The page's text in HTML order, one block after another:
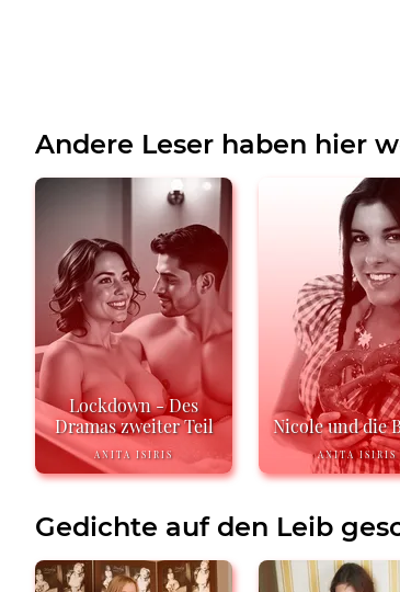
Andere Leser haben hier
Lockdown - Des
Dramas zweiter Teil
ANITA ISIRIS
Nicole und die
ANITA ISIRIS
Gedichte auf den Leib